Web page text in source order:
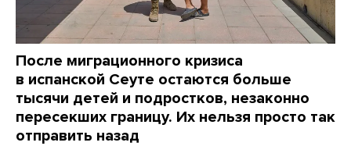
После миграционного кризиса
в испанской Сеуте остаются больше
тысячи детей и подростков, незаконно
пересекших границу. Их нельзя просто так
отправить назад